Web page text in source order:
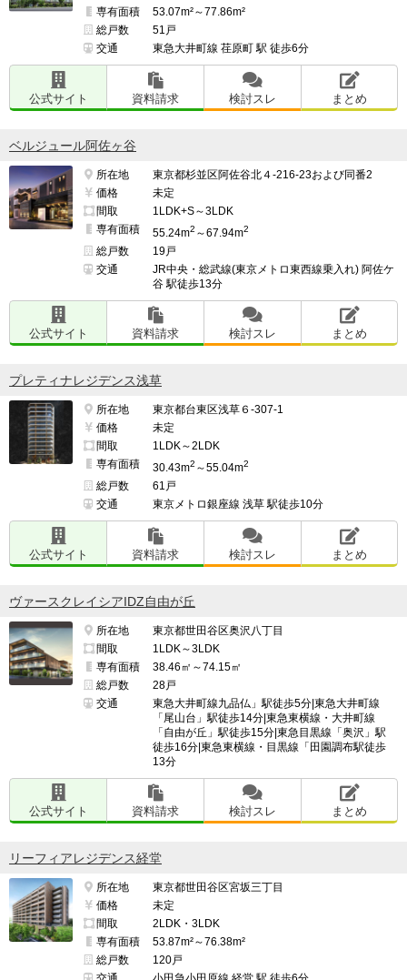
専有面積
53.07m²～77.86m²
総戸数
51戸
交通
東急大井町線 荏原町 駅 徒歩6分
公式サイト 資料請求 検討スレ まとめ
ベルジュール阿佐ヶ谷
所在地
東京都杉並区阿佐谷北４-216-23および同番2
価格
未定
間取
1LDK+S～3LDK
専有面積
55.24m2 ～67.94m2
総戸数
19戸
交通
JR中央・総武線(東京メトロ東西線乗入れ) 阿佐ケ
谷 駅徒歩13分
公式サイト 資料請求 検討スレ まとめ
プレティナレジデンス浅草
所在地
東京都台東区浅草６-307-1
価格
未定
間取
1LDK～2LDK
専有面積
30.43m2 ～55.04m2
総戸数
61戸
交通
東京メトロ銀座線 浅草 駅徒歩10分
公式サイト 資料請求 検討スレ まとめ
ヴァースクレイシアIDZ自由が丘
所在地
東京都世田谷区奥沢八丁目
間取
1LDK～3LDK
専有面積
38.46㎡～74.15㎡
総戸数
28戸
交通
東急大井町線九品仏」駅徒歩5分|東急大井町線
「尾山台」駅徒歩14分|東急東横線・大井町線
「自由が丘」駅徒歩15分|東急目黒線「奥沢」駅
徒歩16分|東急東横線・目黒線「田園調布駅徒歩
13分
公式サイト 資料請求 検討スレ まとめ
リーフィアレジデンス経堂
所在地
東京都世田谷区宮坂三丁目
価格
未定
間取
2LDK・3LDK
専有面積
53.87m²～76.38m²
総戸数
120戸